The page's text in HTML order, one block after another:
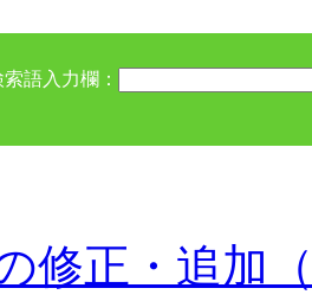
索語入力欄：
修正・追加